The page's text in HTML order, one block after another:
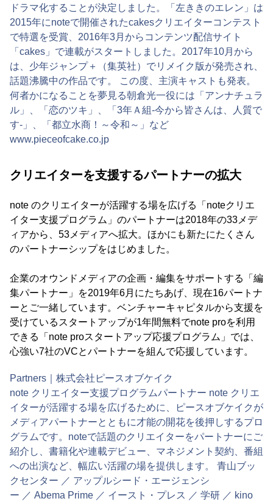
ドラマ化することが決定しました。「左ききのエレン」は
2015年にnoteで開催されたcakesクリエイターコンテスト
で特選を受賞、2016年3月からコンテンツ配信サイト
「cakes」で連載がスタートしました。2017年10月から
は、少年ジャンプ＋（集英社）でリメイク版が発売され、
話題沸騰中の作品です。 この度、主演キャストも発表。
何者かになることを夢見る朝倉光一役には「アンナチュラ
ル」、「恋のツキ」、「3年Ａ組-今から皆さんは、人質で
す-」、「都立水商！～令和～」など
www.pieceofcake.co.jp
クリエイターを支援するパートナーの拡大
note のクリエイターが活躍する場を広げる「noteクリエ
イター支援プログラム」のパートナーは2018年の33メデ
ィアから、53メディアへ拡大。ほかにも新たにたくさん
のパートナーシップをはじめました。
企業のオウンドメディアの企画・編集をサポートする「編
集パートナー」を2019年6月にたちあげ、現在16パートナ
ーとご一緒しています。ベンチャーキャピタルから支援を
受けているスタートアップが1年間無料でnote proを利用
できる「note proスタートアップ応援プログラム」では、
心強い7社のVCとパートナーを組んで応援しています。
Partners｜株式会社ピースオブケイク
note クリエイター支援プログラムパートナー note クリエ
イターが活躍する場を広げるために、ピースオブケイクが
メディアパートナーとともに才能の開花を後押しするプロ
グラムです。noteで話題のクリエイターをパートナーにご
紹介し、書籍化や連載デビュー、マネジメント契約、番組
への出演など、幅広い活躍の場を提供します。 青山ブッ
クセンター ／ アップルシード・エージェンシ
ー ／ Abema Prime ／ イースト・プレス ／ 学研 ／ kino